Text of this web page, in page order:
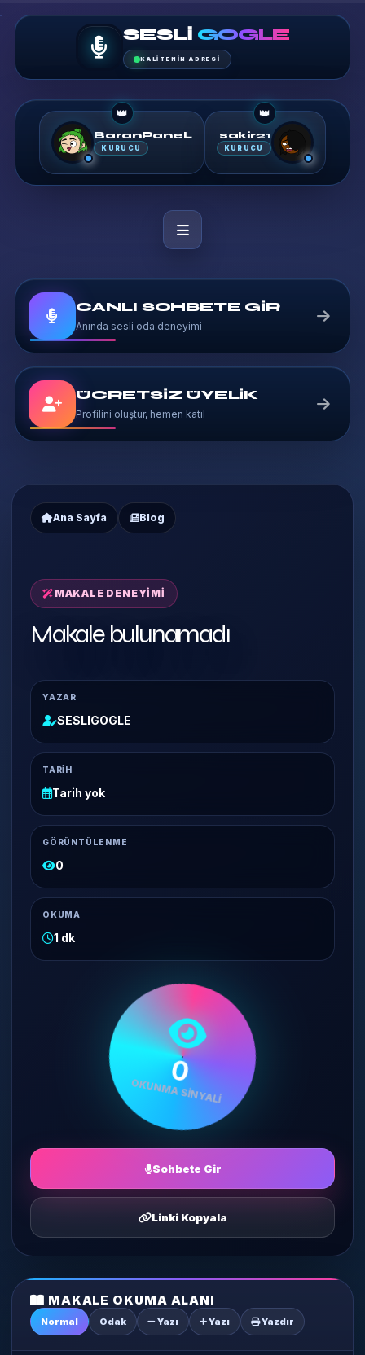
SESLI GOGLE
KALITENIN ADRESI
👑
BaranPaneL
KURUCU
👑
sakir21
KURUCU
CANLI SOHBETE GİR
Anında sesli oda deneyimi
ÜCRETSİZ ÜYELİK
Profilini oluştur, hemen katıl
Ana Sayfa Blog
MAKALE DENEYIMI
Makale bulunamadı
YAZAR
SESLIGOGLE
TARIH
Tarih yok
GÖRÜNTÜLENME
0
OKUMA
1 dk
0
OKUNMA SINYALI
Sohbete Gir
Linki Kopyala
MAKALE OKUMA ALANI
Normal Odak Yazı Yazı Yazdır